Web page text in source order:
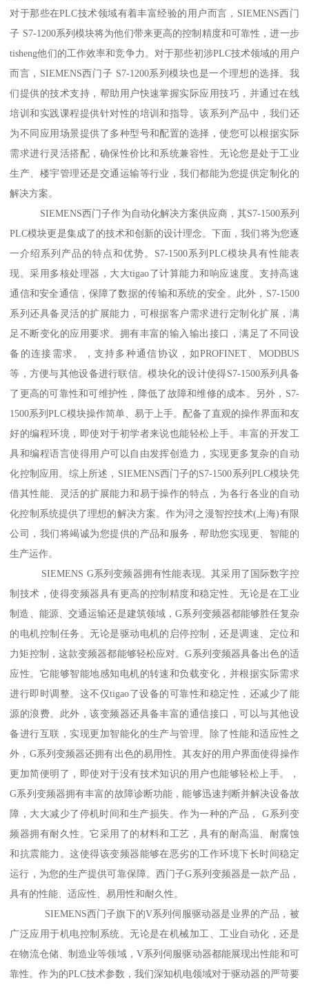
对于那些在PLC技术领域有着丰富经验的用户而言，SIEMENS西门
子 S7-1200系列模块将为他们带来更高的控制精度和可靠性，进一步
tisheng他们的工作效率和竞争力。对于那些初涉PLC技术领域的用户
而言，SIEMENS西门子 S7-1200系列模块也是一个理想的选择。我
们提供的技术支持，帮助用户快速掌握实际应用技巧，并通过在线
培训和实践课程提供针对性的培训和指导。该系列产品中，我们还
为不同应用场景提供了多种型号和配置的选择，使您可以根据实际
需求进行灵活搭配，确保性价比和系统兼容性。无论您是处于工业
生产、楼宇管理还是交通运输等行业，我们都能为您提供定制化的
解决方案。
SIEMENS西门子作为自动化解决方案供应商，其S7-1500系列
PLC模块更是集成了的技术和创新的设计理念。下面，我们将为您逐
一介绍系列产品的特点和优势。S7-1500系列PLC模块具有性能表
现。采用多核处理器，大大tigao了计算能力和响应速度。支持高速
通信和安全通信，保障了数据的传输和系统的安全。此外，S7-1500
系列还具备灵活的扩展能力，可根据客户需求进行定制化扩展，满
足不断变化的应用要求。拥有丰富的输入输出接口，满足了不同设
备的连接需求。，支持多种通信协议，如PROFINET、MODBUS
等，方便与其他设备进行联信。模块化的设计使得S7-1500系列具备
了更高的可靠性和可维护性，降低了故障和维修的成本。另外，S7-
1500系列PLC模块操作简单、易于上手。配备了直观的操作界面和友
好的编程环境，即使对于初学者来说也能轻松上手。丰富的开发工
具和编程语言使得用户可以自由发挥创造力，实现更多复杂的自动
化控制应用。综上所述，SIEMENS西门子的S7-1500系列PLC模块凭
借其性能、灵活的扩展能力和易于操作的特点，为各行各业的自动
化控制系统提供了理想的解决方案。作为浔之漫智控技术(上海)有限
公司，我们将竭诚为您提供的产品和服务，帮助您实现更、智能的
生产运作。
SIEMENS G系列变频器拥有性能表现。其采用了国际数字控
制技术，使得变频器具有更高的控制精度和稳定性。无论是在工业
制造、能源、交通运输还是建筑领域，G系列变频器都能够胜任复杂
的电机控制任务。无论是驱动电机的启停控制，还是调速、定位和
力矩控制，这款变频器都能够轻松应对。G系列变频器具备出色的适
应性。它能够智能地感知电机的转速和负载变化，并根据实际需求
进行即时调整。这不仅tigao了设备的可靠性和稳定性，还减少了能
源的浪费。此外，该变频器还具备丰富的通信接口，可以与其他设
备进行互联，实现更加智能化的生产与管理。除了性能和适应性之
外，G系列变频器还拥有出色的易用性。其友好的用户界面使得操作
更加简便明了，即使对于没有技术知识的用户也能够轻松上手。，
G系列变频器拥有丰富的故障诊断功能，能够迅速判断并解决设备故
障，大大减少了停机时间和生产损失。作为一种的产品， G系列变
频器拥有耐久性。它采用了的材料和工艺，具有的耐高温、耐腐蚀
和抗震能力。这使得该变频器能够在恶劣的工作环境下长时间稳定
运行，为您的生产提供可靠保障。西门子G系列变频器是一款产品，
具有的性能、适应性、易用性和耐久性。
SIEMENS西门子旗下的V系列伺服驱动器是业界的产品，被
广泛应用于机电控制系统。无论是在机械加工、工业自动化，还是
在物流仓储、制造业等领域，V系列伺服驱动器都能展现出性能和可
靠性。作为的PLC技术参数，我们深知机电领域对于驱动器的严苛要